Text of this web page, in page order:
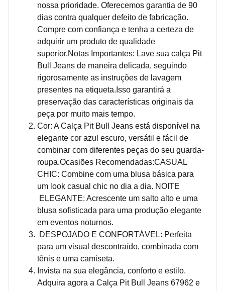
nossa prioridade. Oferecemos garantia de 90
dias contra qualquer defeito de fabricação.
Compre com confiança e tenha a certeza de
adquirir um produto de qualidade
superior.Notas Importantes: Lave sua calça Pit
Bull Jeans de maneira delicada, seguindo
rigorosamente as instruções de lavagem
presentes na etiqueta.Isso garantirá a
preservação das características originais da
peça por muito mais tempo.
Cor: A Calça Pit Bull Jeans está disponível na
elegante cor azul escuro, versátil e fácil de
combinar com diferentes peças do seu guarda-
roupa.Ocasiões Recomendadas:CASUAL
CHIC: Combine com uma blusa básica para
um look casual chic no dia a dia. NOITE
ELEGANTE: Acrescente um salto alto e uma
blusa sofisticada para uma produção elegante
em eventos noturnos.
DESPOJADO E CONFORTÁVEL: Perfeita
para um visual descontraído, combinada com
tênis e uma camiseta.
Invista na sua elegância, conforto e estilo.
Adquira agora a Calça Pit Bull Jeans 67962 e